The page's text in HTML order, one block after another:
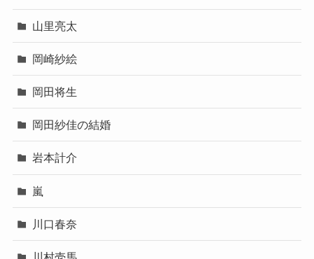
山里亮太
岡崎紗絵
岡田将生
岡田紗佳の結婚
岩本計介
嵐
川口春奈